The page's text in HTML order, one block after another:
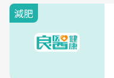
減肥